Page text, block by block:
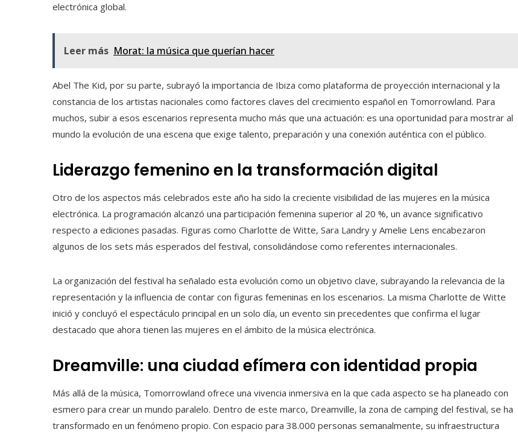
electrónica global.
Leer más Morat: la música que querían hacer
Abel The Kid, por su parte, subrayó la importancia de Ibiza como plataforma de proyección internacional y la
constancia de los artistas nacionales como factores claves del crecimiento español en Tomorrowland. Para
muchos, subir a esos escenarios representa mucho más que una actuación: es una oportunidad para mostrar al
mundo la evolución de una escena que exige talento, preparación y una conexión auténtica con el público.
Liderazgo femenino en la transformación digital
Otro de los aspectos más celebrados este año ha sido la creciente visibilidad de las mujeres en la música
electrónica. La programación alcanzó una participación femenina superior al 20 %, un avance significativo
respecto a ediciones pasadas. Figuras como Charlotte de Witte, Sara Landry y Amelie Lens encabezaron
algunos de los sets más esperados del festival, consolidándose como referentes internacionales.
La organización del festival ha señalado esta evolución como un objetivo clave, subrayando la relevancia de la
representación y la influencia de contar con figuras femeninas en los escenarios. La misma Charlotte de Witte
inició y concluyó el espectáculo principal en un solo día, un evento sin precedentes que confirma el lugar
destacado que ahora tienen las mujeres en el ámbito de la música electrónica.
Dreamville: una ciudad efímera con identidad propia
Más allá de la música, Tomorrowland ofrece una vivencia inmersiva en la que cada aspecto se ha planeado con
esmero para crear un mundo paralelo. Dentro de este marco, Dreamville, la zona de camping del festival, se ha
transformado en un fenómeno propio. Con espacio para 38.000 personas semanalmente, su infraestructura